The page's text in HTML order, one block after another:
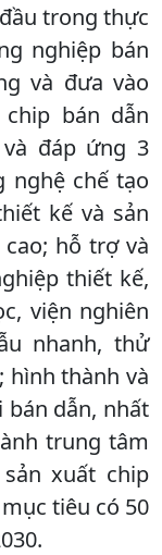
trong thực
nghiệp bán
và đưa vào
bán dẫn
đáp ứng 3
nghệ chế tạo
kế và sản
hỗ trợ và
thiết kế,
viện nghiên
nhanh, thử
hình thành và
dẫn, nhất
trung tâm
xuất chip
tiêu có 50